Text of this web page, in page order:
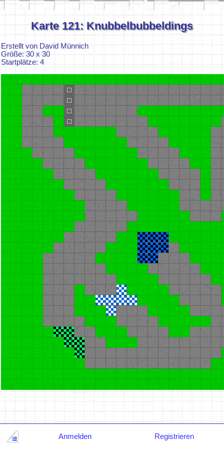
Karte 121: Knubbelbubbeldings
Erstellt von David Münnich
Größe: 30 x 30
Startplätze: 4
Anmelden Registrieren